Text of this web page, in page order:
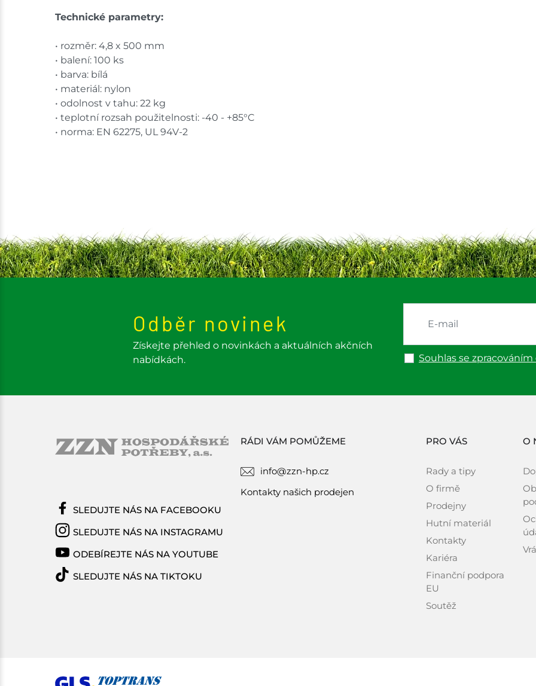
Technické parametry:
• rozměr: 4,8 x 500 mm
• balení: 100 ks
• barva: bílá
• materiál: nylon
• odolnost v tahu: 22 kg
• teplotní rozsah použitelnosti: -40 - +85°C
• norma: EN 62275, UL 94V-2
Odběr novinek
Získejte přehled o novinkách a aktuálních akčních
nabídkách.
Souhlas se
RÁDI VÁM POMŮŽEME
info@zzn-hp.cz
Kontakty našich prodejen
PRO VÁS
Rady a tipy
O firmě
Prodejny
Hutní materiál
Kontakty
Kariéra
Finanční podpora
EU
Soutěž
O
SLEDUJTE NÁS NA FACEBOOKU
SLEDUJTE NÁS NA INSTAGRAMU
ODEBÍREJTE NÁS NA YOUTUBE
SLEDUJTE NÁS NA TIKTOKU